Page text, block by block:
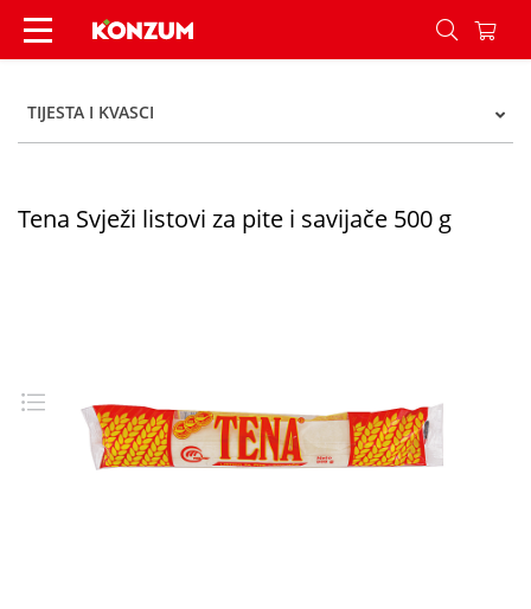
Tena Svježi listovi za pite i savijače 500 g -
TIJESTA I KVASCI
Tena Svježi listovi za pite i savijače 500 g